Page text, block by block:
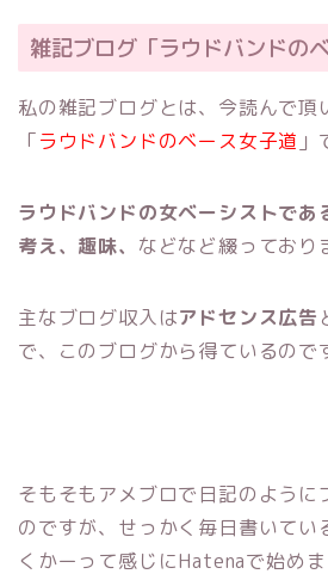
雑記ブログ「ラウドバンドの
私の雑記ブログとは、今読んで頂
「ラウドバンドのベース女子道 」
ラウドバンドの女ベーシストであ
考え、趣味、 などなど綴っており
主なブログ収入はアドセンス広告
で、このブログから得ているので
そもそもアメブロで日記のように
のですが、せっかく毎日書いてい
くかーって感じにHatenaで始めま